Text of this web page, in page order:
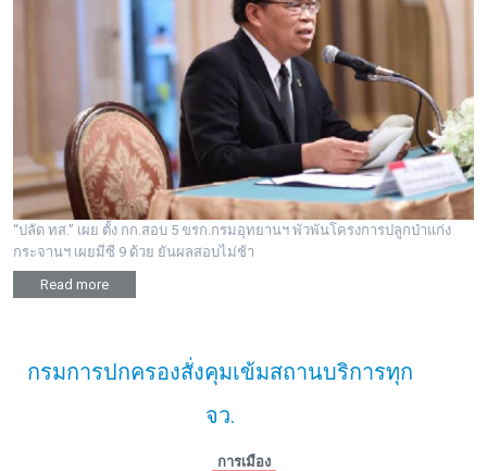
“ปลัด ทส.” เผย ตั้ง กก.สอบ 5 ขรก.กรมอุทยานฯ พัวพันโครงการปลูกป่าแก่ง
กระจานฯ เผยมีซี 9 ด้วย ยันผลสอบไม่ช้า
Read more
กรมการปกครองสั่งคุมเข้มสถานบริการทุก
จว.
การเมือง